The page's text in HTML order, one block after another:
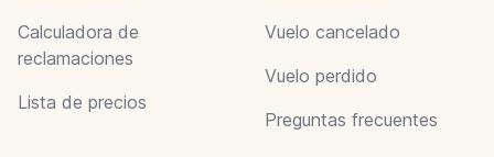
Calculadora de
reclamaciones
Lista de precios
Vuelo cancelado
Vuelo perdido
Preguntas frecuentes